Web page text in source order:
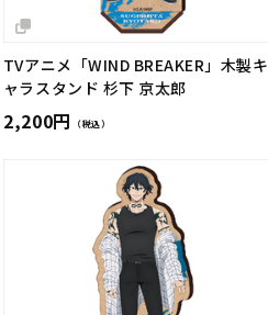
TVアニメ「WIND BREAKER」木製キ
ャラスタンド 杉下 京太郎
2,200円 （税込）